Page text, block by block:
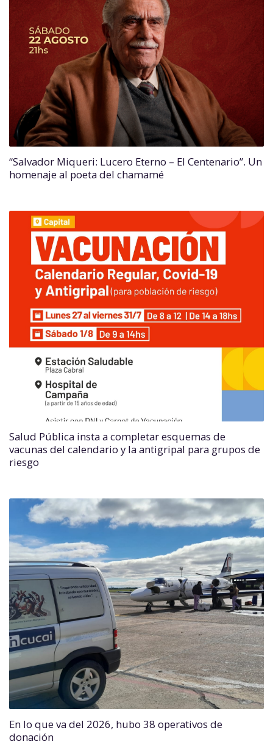
“Salvador Miqueri: Lucero Eterno – El Centenario”. Un
homenaje al poeta del chamamé
Salud Pública insta a completar esquemas de
vacunas del calendario y la antigripal para grupos de
riesgo
En lo que va del 2026, hubo 38 operativos de
donación